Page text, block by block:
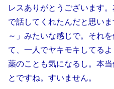
レスありがとうございます
で話してくれたんだと思い
～」みたいな感じで。それ
て、一人でヤキモキしてるよ
薬のことも気になるし。本
とですね。すいません。